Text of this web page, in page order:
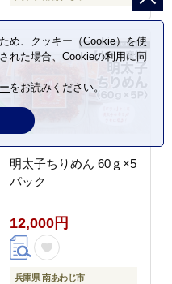
明太子ちりめん 60ｇ×5
パック
12,000円
兵庫県 南あわじ市
め、クッキー（Cookie）を使
れた場合、Cookieの利用に同
をお読みください。